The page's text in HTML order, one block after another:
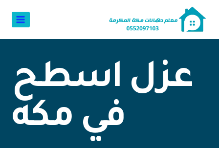
عزل اسطح
في مكه